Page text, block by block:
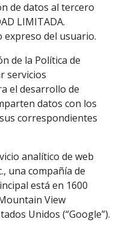
de datos al tercero
LIMITADA.
del usuario.
de la Política de
servicios
el desarrollo de
datos con los
correspondientes
analítico de web
una compañía de
está en 1600
View
Unidos (“Google”).